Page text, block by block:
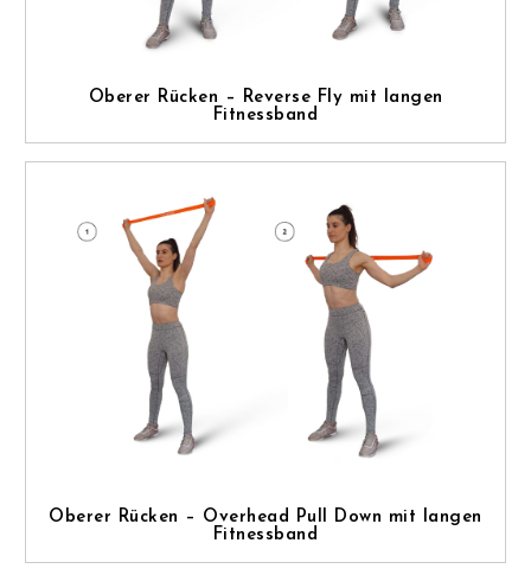
Oberer Rücken – Reverse Fly mit langen
Fitnessband
Oberer Rücken – Overhead Pull Down mit langen
Fitnessband